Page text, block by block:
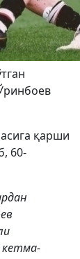
қарши
60-
кетма-